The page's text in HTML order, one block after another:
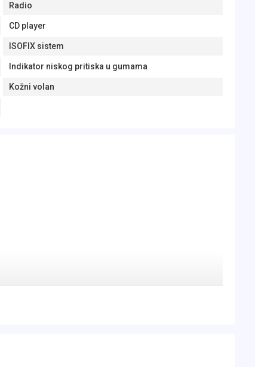
Radio
CD player
ISOFIX sistem
Indikator niskog pritiska u gumama
Kožni volan